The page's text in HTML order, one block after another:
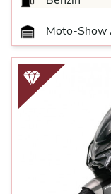
Moto-Show